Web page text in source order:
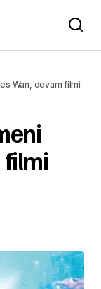
Wan, devam filmi
filmi